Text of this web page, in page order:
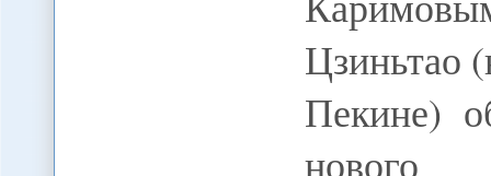
Цзиньтао
Пекине)
нового